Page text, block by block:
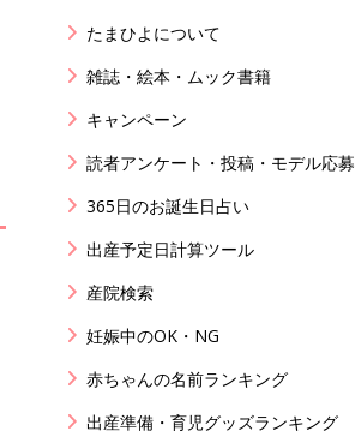
たまひよについて
雑誌・絵本・ムック書籍
キャンペーン
読者アンケート・投稿・モデル応募
365日のお誕生日占い
出産予定日計算ツール
産院検索
妊娠中のOK・NG
赤ちゃんの名前ランキング
出産準備・育児グッズランキング